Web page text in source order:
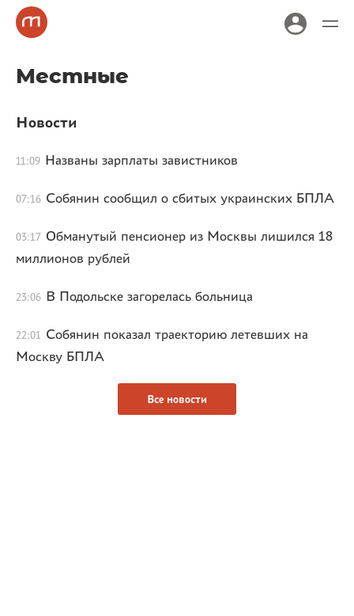
Местные
Новости
11:09 Названы зарплаты завистников
07:16 Собянин сообщил о сбитых украинских БПЛА
03:17 Обманутый пенсионер из Москвы лишился 18
миллионов рублей
23:06 В Подольске загорелась больница
22:01
Собянин показал траекторию летевших на
Москву БПЛА
Все новости